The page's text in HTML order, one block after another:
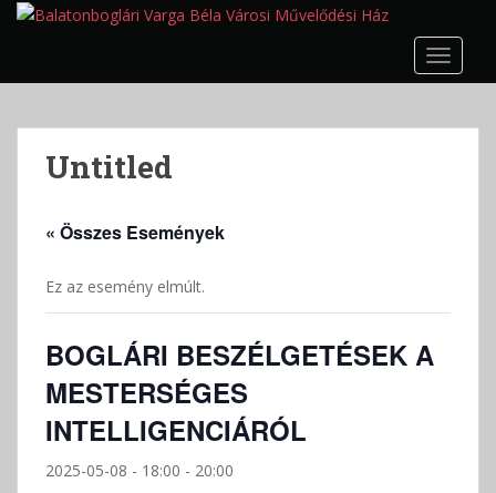
p
Untitled
« Összes Események
Ez az esemény elmúlt.
BOGLÁRI BESZÉLGETÉSEK A
MESTERSÉGES
INTELLIGENCIÁRÓL
2025-05-08 - 18:00 - 20:00